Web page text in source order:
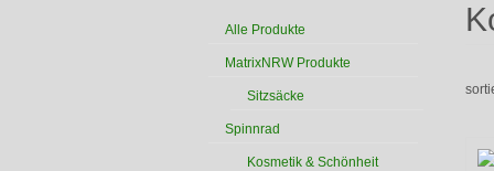
Alle Produkte
MatrixNRW Produkte
Sitzsäcke
Spinnrad
Kosmetik & Schönheit